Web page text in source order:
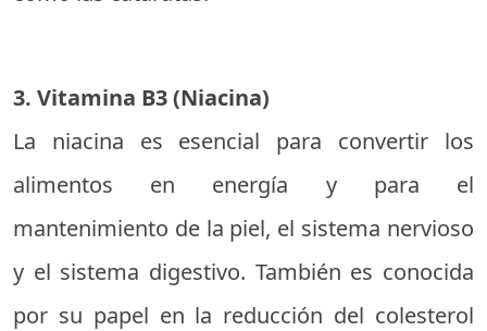
3. Vitamina B3 (Niacina)
La niacina es esencial para convertir los
alimentos en energía y para el
mantenimiento de la piel, el sistema nervioso
y el sistema digestivo. También es conocida
por su papel en la reducción del colesterol